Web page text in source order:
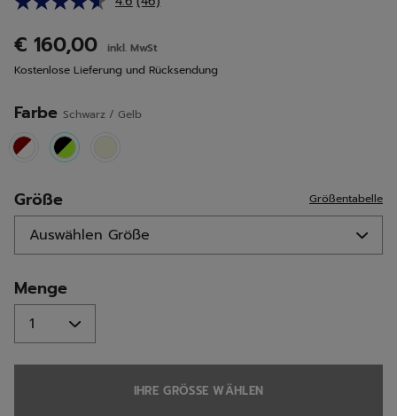
46
Link
auf
derselben
€ 160,00
inkl. MwSt
Kostenlose Lieferung und Rücksendung
Farbe Schwarz / Gelb
selected
Größe Größentabelle
Menge
IHRE GRÖSSE WÄHLEN